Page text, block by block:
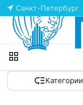
Санкт-Петербург
Категории